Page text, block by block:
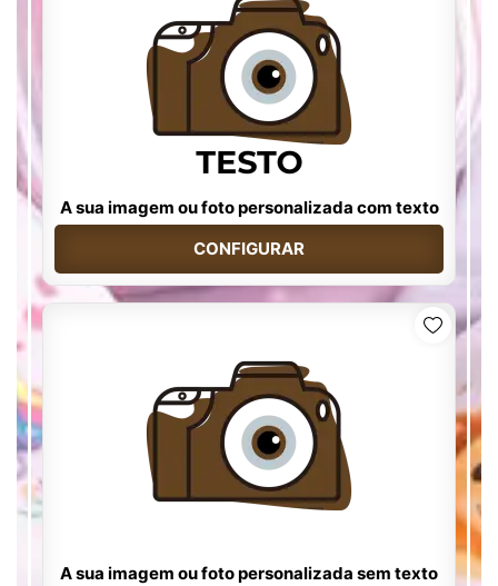
A sua imagem ou foto personalizada com texto
CONFIGURAR
A sua imagem ou foto personalizada sem texto